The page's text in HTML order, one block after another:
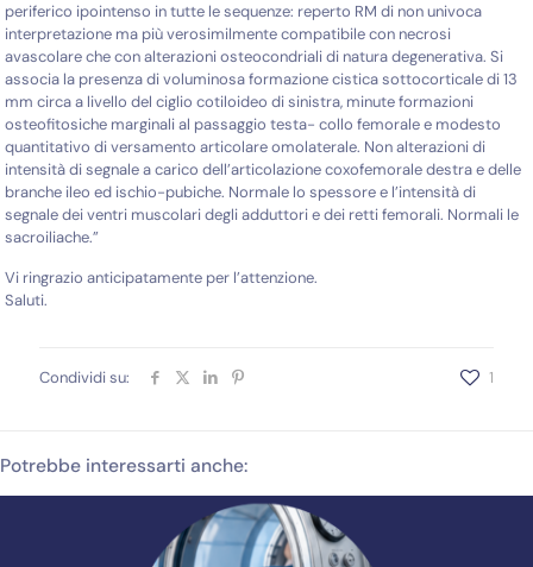
periferico ipointenso in tutte le sequenze: reperto RM di non univoca
interpretazione ma più verosimilmente compatibile con necrosi
avascolare che con alterazioni osteocondriali di natura degenerativa. Si
associa la presenza di voluminosa formazione cistica sottocorticale di 13
mm circa a livello del ciglio cotiloideo di sinistra, minute formazioni
osteofitosiche marginali al passaggio testa- collo femorale e modesto
quantitativo di versamento articolare omolaterale. Non alterazioni di
intensità di segnale a carico dell’articolazione coxofemorale destra e delle
branche ileo ed ischio-pubiche. Normale lo spessore e l’intensità di
segnale dei ventri muscolari degli adduttori e dei retti femorali. Normali le
sacroiliache.”
Vi ringrazio anticipatamente per l’attenzione.
Saluti.
Condividi su: 1
Potrebbe interessarti anche: